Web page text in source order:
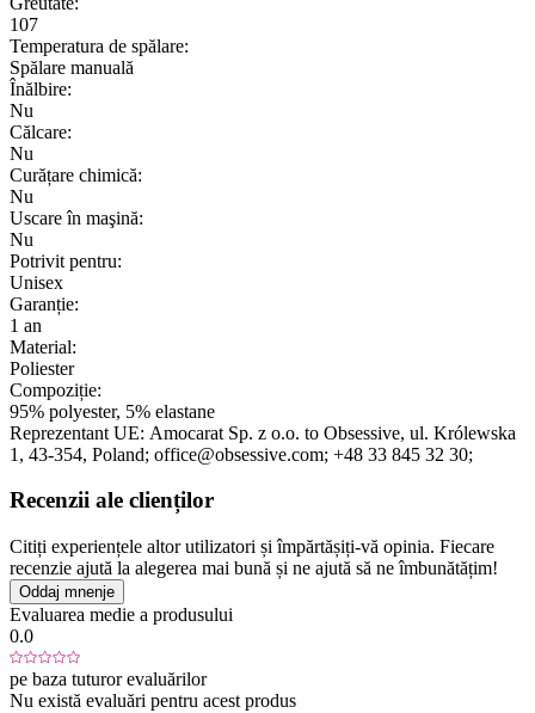
107
Temperatura de spălare:
Spălare manuală
Înălbire:
Nu
Călcare:
Nu
Curățare chimică:
Nu
Uscare în maşină:
Nu
Potrivit pentru:
Unisex
Garanție:
1 an
Material:
Poliester
Compoziție:
95% polyester, 5% elastane
Reprezentant UE: Amocarat Sp. z o.o. to Obsessive, ul. Królewska
1 , 43-354, Poland; office@obsessive.com; +48 33 845 32 30;
Recenzii ale clienților
Citiți experiențele altor utilizatori și împărtășiți-vă opinia. Fiecare
recenzie ajută la alegerea mai bună și ne ajută să ne îmbunătățim!
Oddaj mnenje
Evaluarea medie a produsului
0.0
pe baza tuturor evaluărilor
Nu există evaluări pentru acest produs